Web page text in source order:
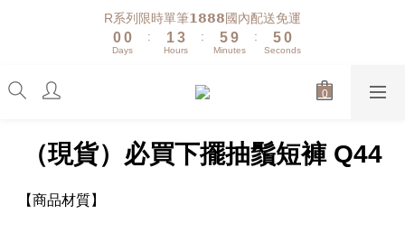
R系列限時單筆𝟭𝟴𝟴𝟴國內配送免運
1
0
1
0
Days
:
2
1
0
4
3
2
Hours
:
6
5
4
9
8
3
Minutes
:
6
5
4
1
0
Seconds
（現貨）必買下擺抽鬚短褲 Q44
【商品材質】